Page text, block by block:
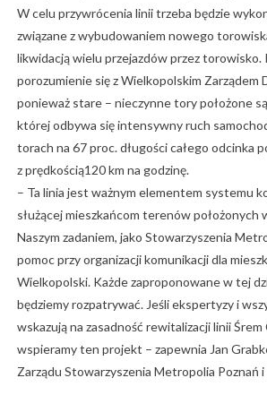
W celu przywrócenia linii trzeba będzie
związane z wybudowaniem nowego
likwidacją wielu przejazdów przez torowisko.
porozumienie się z Wielkopolskim Zarządem
ponieważ stare – nieczynne tory położone
której odbywa się intensywny ruch
torach na 67 proc. długości całego odcinka
z prędkością120 km na godzinę.
– Ta linia jest ważnym elementem systemu
służącej mieszkańcom terenów położonych
Naszym zadaniem, jako Stowarzyszenia
pomoc przy organizacji komunikacji dla
Wielkopolski. Każde zaproponowane w tej
będziemy rozpatrywać. Jeśli ekspertyzy i
wskazują na zasadność rewitalizacji linii
wspieramy ten projekt – zapewnia Jan
Zarządu Stowarzyszenia Metropolia Poznań